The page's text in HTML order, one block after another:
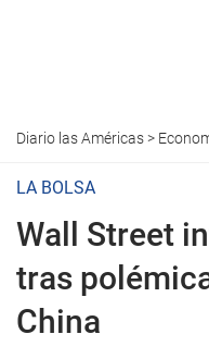
Diario las Américas>
LA BOLSA
Wall Street
tras
China